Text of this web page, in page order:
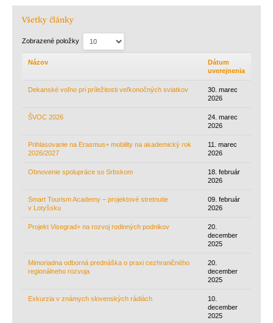
Všetky články
Zobrazené položky
Názov
Dátum
uverejnenia
Dekanské voľno pri príležitosti veľkonočných sviatkov
30. marec
2026
ŠVOC 2026
24. marec
2026
Prihlasovanie na Erasmus+ mobility na akademický rok
2026/2027
11. marec
2026
Obnovenie spolupráce so Srbskom
18. február
2026
Smart Tourism Academy – projek­tové stretnutie
v Lotyšsku
09. február
2026
Projekt Visegrad+ na rozvoj rodinných podnikov
20.
december
2025
Mimoriadna od­bor­ná prednáška o praxi cezhraničného
re­gio­nál­neho rozvoja
20.
december
2025
Exkurzia v známych slovenských rádiách
10.
december
2025